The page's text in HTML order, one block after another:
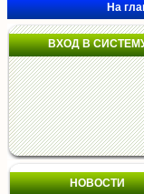
На
ВХОД В
НОВОСТИ